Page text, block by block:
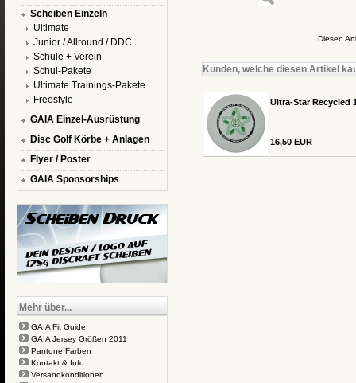
Scheiben Einzeln
Ultimate
Junior / Allround / DDC
Schule + Verein
Schul-Pakete
Ultimate Trainings-Pakete
Freestyle
GAIA Einzel-Ausrüstung
Disc Golf Körbe + Anlagen
Flyer / Poster
GAIA Sponsorships
Mehr über...
GAIA Fit Guide
GAIA Jersey Größen 2011
Pantone Farben
Kontakt & Info
Versandkonditionen
Diesen
Kunden, welche diesen Artikel
Ultra-Star Recycled
16,50 EUR